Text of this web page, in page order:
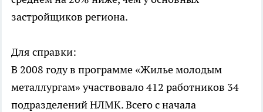
застройщиков региона.
Для справки:
В 2008 году в программе «Жилье молодым
металлургам» участвовало 412 работников 34
подразделений НЛМК. Всего с начала